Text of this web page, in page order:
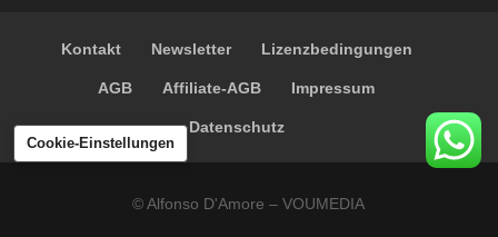
Kontakt Newsletter Lizenzbedingungen
AGB Affiliate-AGB Impressum
Datenschutz
© Alfonso D'Amore – VOUMEDIA
Cookie-Einstellungen